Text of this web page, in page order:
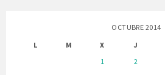
OCTUBRE 2014
L
M X J
1
2